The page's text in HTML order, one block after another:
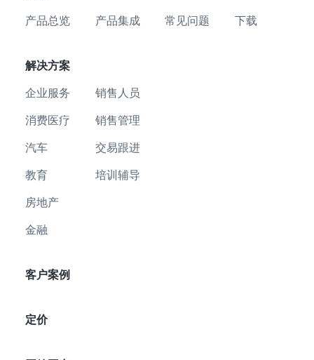
产品总览 产品集成 常见问题 下载
解决方案
企业服务
消费医疗
汽车
教育
房地产
金融
销售人员
销售管理
交易跟进
培训辅导
客户案例
定价